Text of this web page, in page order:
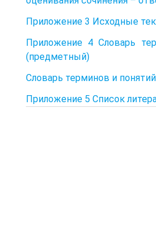
Приложение 3 Исходные
Приложение 4 Словарь
(предметный)
Словарь терминов и
Приложение 5 Список